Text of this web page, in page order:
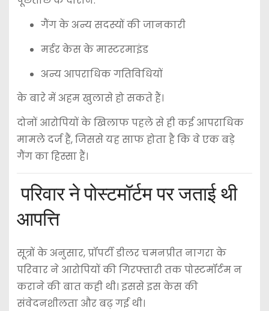
गैंग के अन्य सदस्यों की जानकारी
मर्डर केस के मास्टरमाइंड
अन्य आपराधिक गतिविधियों
के बारे में अहम खुलासे हो सकते हैं।
दोनों आरोपियों के खिलाफ पहले से ही कई आपराधिक
मामले दर्ज हैं, जिससे यह साफ होता है कि वे एक बड़े
गैंग का हिस्सा हैं।
परिवार ने पोस्टमॉर्टम पर जताई थी
आपत्ति
सूत्रों के अनुसार, प्रॉपर्टी डीलर चमनप्रीत नागरा के
परिवार ने आरोपियों की गिरफ्तारी तक पोस्टमॉर्टम न
कराने की बात कही थी। इससे इस केस की
संवेदनशीलता और बढ़ गई थी।